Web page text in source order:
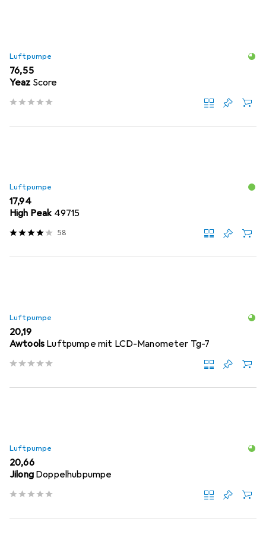
Luftpumpe
EUR
76,55
Yeaz Score
Luftpumpe
EUR
17,94
High Peak 49715
58
Luftpumpe
EUR
20,19
Awtools Luftpumpe mit LCD-Manometer Tg-7
Luftpumpe
EUR
20,66
Jilong Doppelhubpumpe